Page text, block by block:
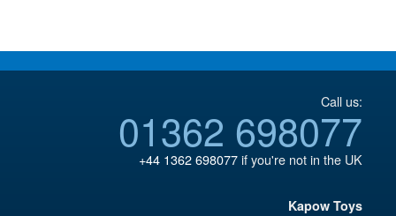
Call us:
01362 698077
+44 1362 698077if you're not in the UK
Kapow Toys